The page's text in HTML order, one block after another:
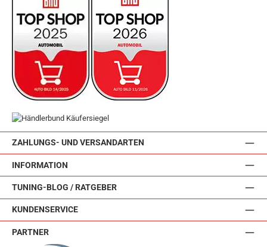
ZAHLUNGS- UND VERSANDARTEN
INFORMATION
TUNING-BLOG / RATGEBER
KUNDENSERVICE
PARTNER